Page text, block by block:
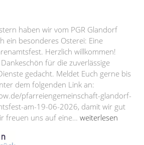
haben wir vom PGR Glandorf
ein besonderes Osterei: Eine
Herzlich willkommen!
für die zuverlässige
gedacht. Meldet Euch gerne bis
dem folgenden Link an:
pfarreiengemeinschaft-glandorf-
am-19-06-2026, damit wir gut
freuen uns auf eine…Ehrenamtsfest
weiterlesen